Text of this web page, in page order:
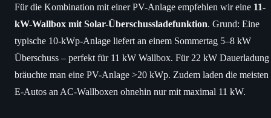
Für die Kombination mit einer PV-Anlage empfehlen wir eine 11-
kW-Wallbox mit Solar-Überschussladefunktion. Grund: Eine
typische 10-kWp-Anlage liefert an einem Sommertag 5–8 kW
Überschuss – perfekt für 11 kW Wallbox. Für 22 kW Dauerladung
bräuchte man eine PV-Anlage >20 kWp. Zudem laden die meisten
E-Autos an AC-Wallboxen ohnehin nur mit maximal 11 kW.